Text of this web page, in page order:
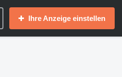
Ihre Anzeige einstellen